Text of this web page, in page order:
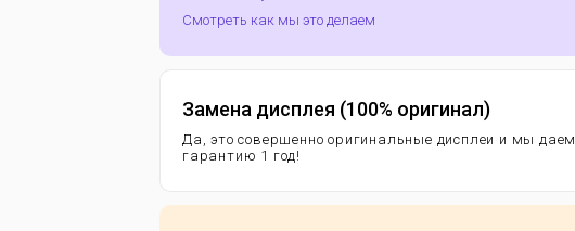
Смотреть как мы это делаем
Замена дисплея (100% оригинал)
Да, это совершенно оригинальные дисплеи и мы даем
гарантию 1 год!